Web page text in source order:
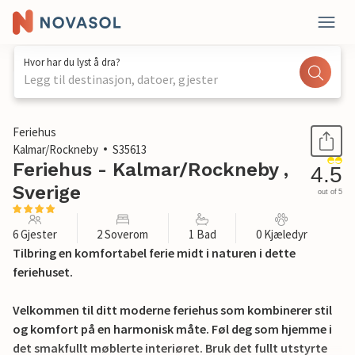
Hvor har du lyst å dra?
Legg til destinasjon, datoer, gjester
1 / 11
Feriehus
Kalmar/Rockneby
S35613
Feriehus - Kalmar/Rockneby ,
Sverige
4.5
out of 5
6 Gjester 2 Soverom 1 Bad 0 Kjæledyr
Tilbring en komfortabel ferie midt i naturen i dette
feriehuset.
Velkommen til ditt moderne feriehus som kombinerer stil
og komfort på en harmonisk måte. Føl deg som hjemme i
det smakfullt møblerte interiøret. Bruk det fullt utstyrte